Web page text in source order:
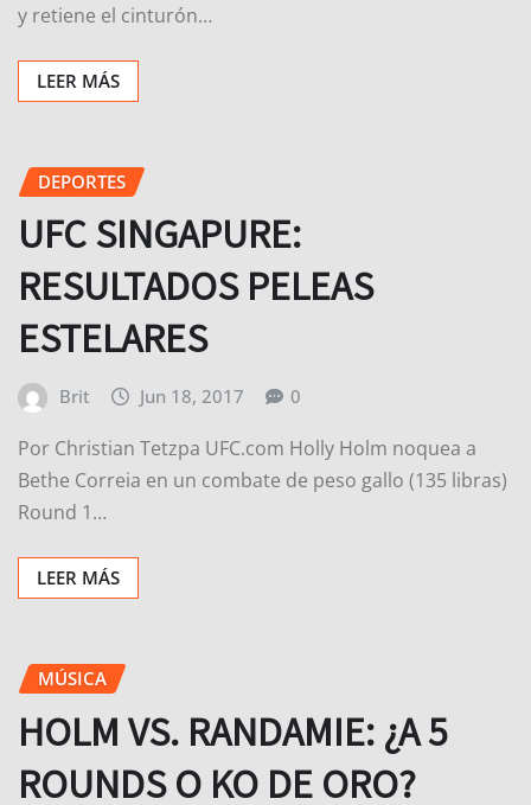
y retiene el cinturón…
LEER MÁS
DEPORTES
UFC SINGAPURE:
RESULTADOS PELEAS
ESTELARES
Brit Jun 18, 2017 0
Por Christian Tetzpa UFC.com Holly Holm noquea a
Bethe Correia en un combate de peso gallo (135 libras)
Round 1…
LEER MÁS
MÚSICA
HOLM VS. RANDAMIE: ¿A 5
ROUNDS O KO DE ORO?